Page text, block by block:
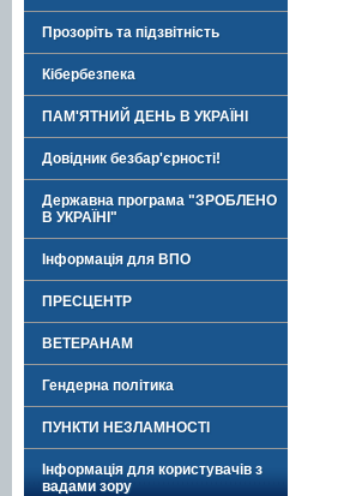
Прозоріть та підзвітність
Кібербезпека
ПАМ'ЯТНИЙ ДЕНЬ В УКРАЇНІ
Довідник безбар'єрності!
Державна програма "ЗРОБЛЕНО
В УКРАЇНІ"
Інформація для ВПО
ПРЕСЦЕНТР
ВЕТЕРАНАМ
Гендерна політика
ПУНКТИ НЕЗЛАМНОСТІ
Інформація для користувачів з
вадами зору